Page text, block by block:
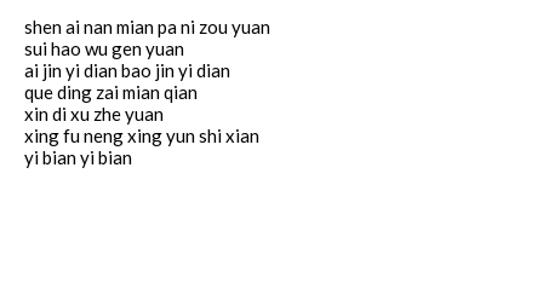
shen ai nan mian pa ni zou yuan
sui hao wu gen yuan
ai jin yi dian bao jin yi dian
que ding zai mian qian
xin di xu zhe yuan
xing fu neng xing yun shi xian
yi bian yi bian